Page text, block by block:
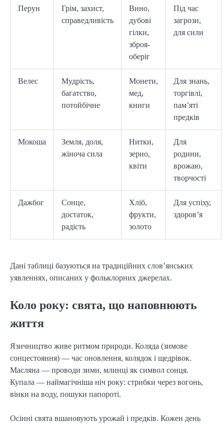
Перун
Грім, захист,
справедливість
Вино,
дубові
гілки,
зброя-
оберіг
Під час
загрози,
для сили
Велес
Мудрість,
багатство,
потойбічне
Монети,
мед,
книги
Для знань,
торгівлі,
пам’яті
предків
Мокоша
Земля, доля,
жіноча сила
Нитки,
зерно,
квіти
Для
родини,
врожаю,
творчості
Дажбог
Сонце,
достаток,
радість
Хліб,
фрукти,
золото
Для успіху,
здоров’я
Дані таблиці базуються на традиційних слов’янських
уявленнях, описаних у фольклорних джерелах.
Коло року: свята, що наповнюють
життя
Язичництво живе ритмом природи. Коляда (зимове
сонцестояння) — час оновлення, колядок і щедрівок.
Масляна — проводи зими, млинці як символ сонця.
Купала — наймагічніша ніч року: стрибки через вогонь,
вінки на воду, пошуки папороті.
Осінні свята вшановують урожай і предків. Кожен день